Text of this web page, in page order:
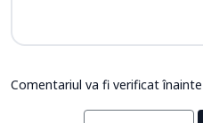
Comentariul va fi verificat